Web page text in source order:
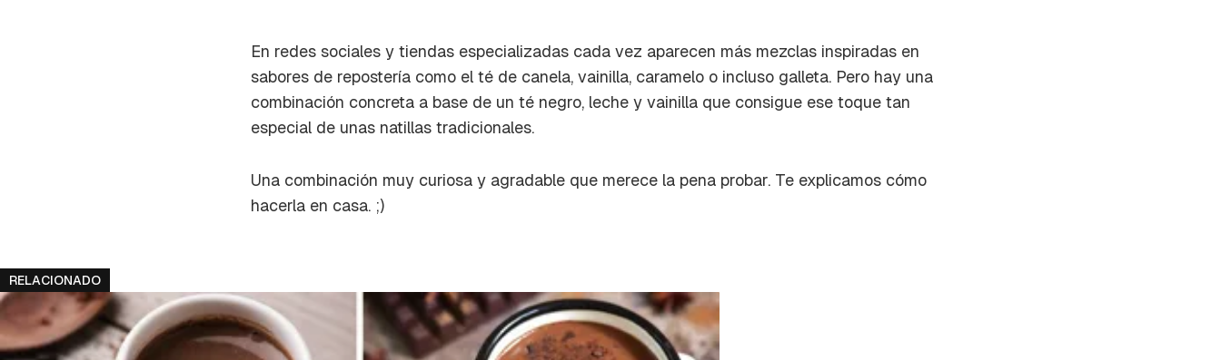
Guardar como favorito
Para poder guardar como favorito, primero has de iniciar sesión con tu
En redes sociales y tiendas especializadas cada vez aparecen más mezclas inspiradas en
sabores de repostería como el té de canela, vainilla, caramelo o incluso galleta. Pero hay una
combinación concreta a base de un té negro, leche y vainilla que consigue ese toque tan
especial de unas natillas tradicionales.
Una combinación muy curiosa y agradable que merece la pena probar. Te explicamos cómo
hacerla en casa. ;)
RELACIONADO
Contenido enviado